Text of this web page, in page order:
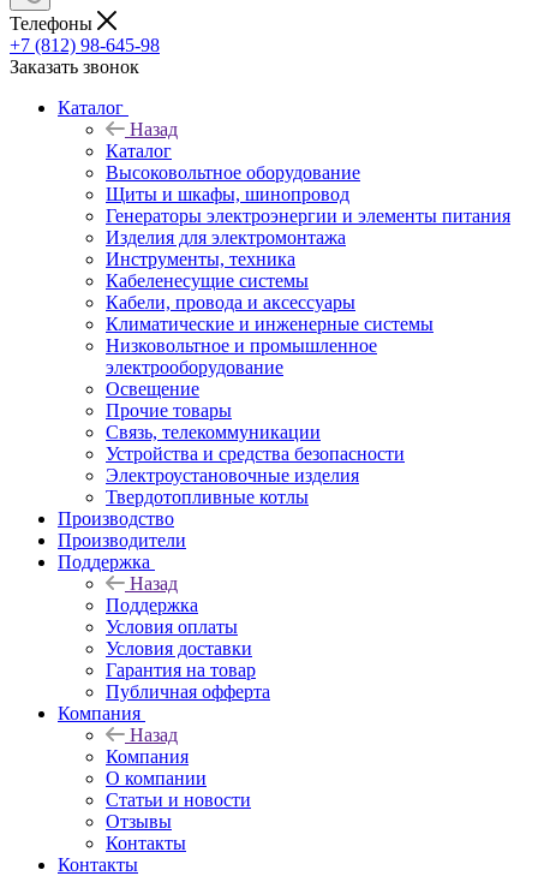
Телефоны
+7 (812) 98-645-98
Заказать звонок
Каталог
Назад
Каталог
Высоковольтное оборудование
Щиты и шкафы, шинопровод
Генераторы электроэнергии и элементы питания
Изделия для электромонтажа
Инструменты, техника
Кабеленесущие системы
Кабели, провода и аксессуары
Климатические и инженерные системы
Низковольтное и промышленное
электрооборудование
Освещение
Прочие товары
Связь, телекоммуникации
Устройства и средства безопасности
Электроустановочные изделия
Твердотопливные котлы
Производство
Производители
Поддержка
Назад
Поддержка
Условия оплаты
Условия доставки
Гарантия на товар
Публичная офферта
Компания
Назад
Компания
О компании
Статьи и новости
Отзывы
Контакты
Контакты